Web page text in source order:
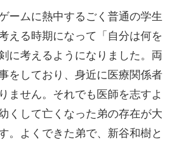
ームに熱中するごく普通の学生
える時期になって「自分は何を
に考えるようになりました。両
をしており、身近に医療関係者
ません。それでも医師を志すよ
くして亡くなった弟の存在が大
。よくできた弟で、新谷和樹と